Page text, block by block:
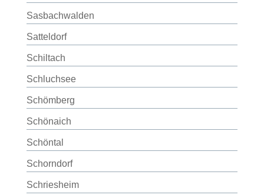
Sasbachwalden
Satteldorf
Schiltach
Schluchsee
Schömberg
Schönaich
Schöntal
Schorndorf
Schriesheim